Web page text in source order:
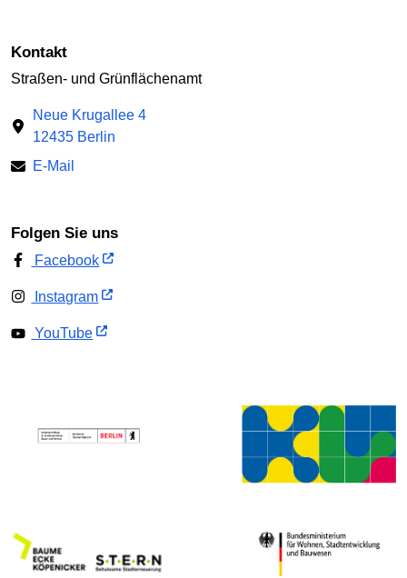
Kontakt
Straßen- und Grünflächenamt
Neue Krugallee 4
12435 Berlin
E-Mail
Folgen Sie uns
Facebook
Instagram
YouTube